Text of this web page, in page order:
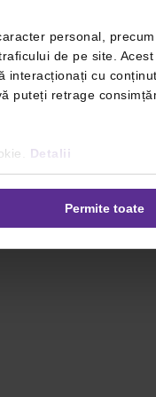
personal,
de pe site.
interacționați cu
puteți retrage
Detalii
Permite toate